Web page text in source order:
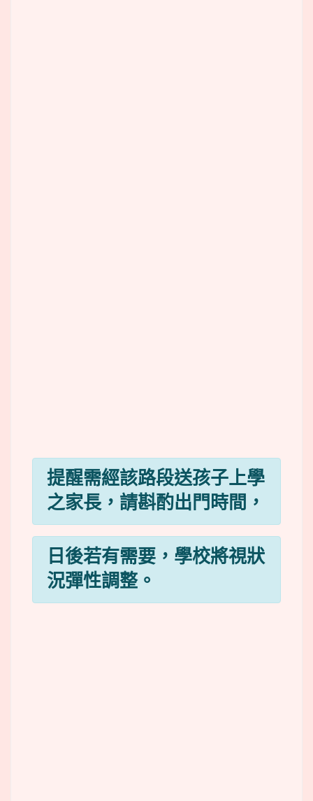
提醒需經該路段送孩子上學
之家長，請斟酌出門時間，
日後若有需要，學校將視狀
況彈性調整。